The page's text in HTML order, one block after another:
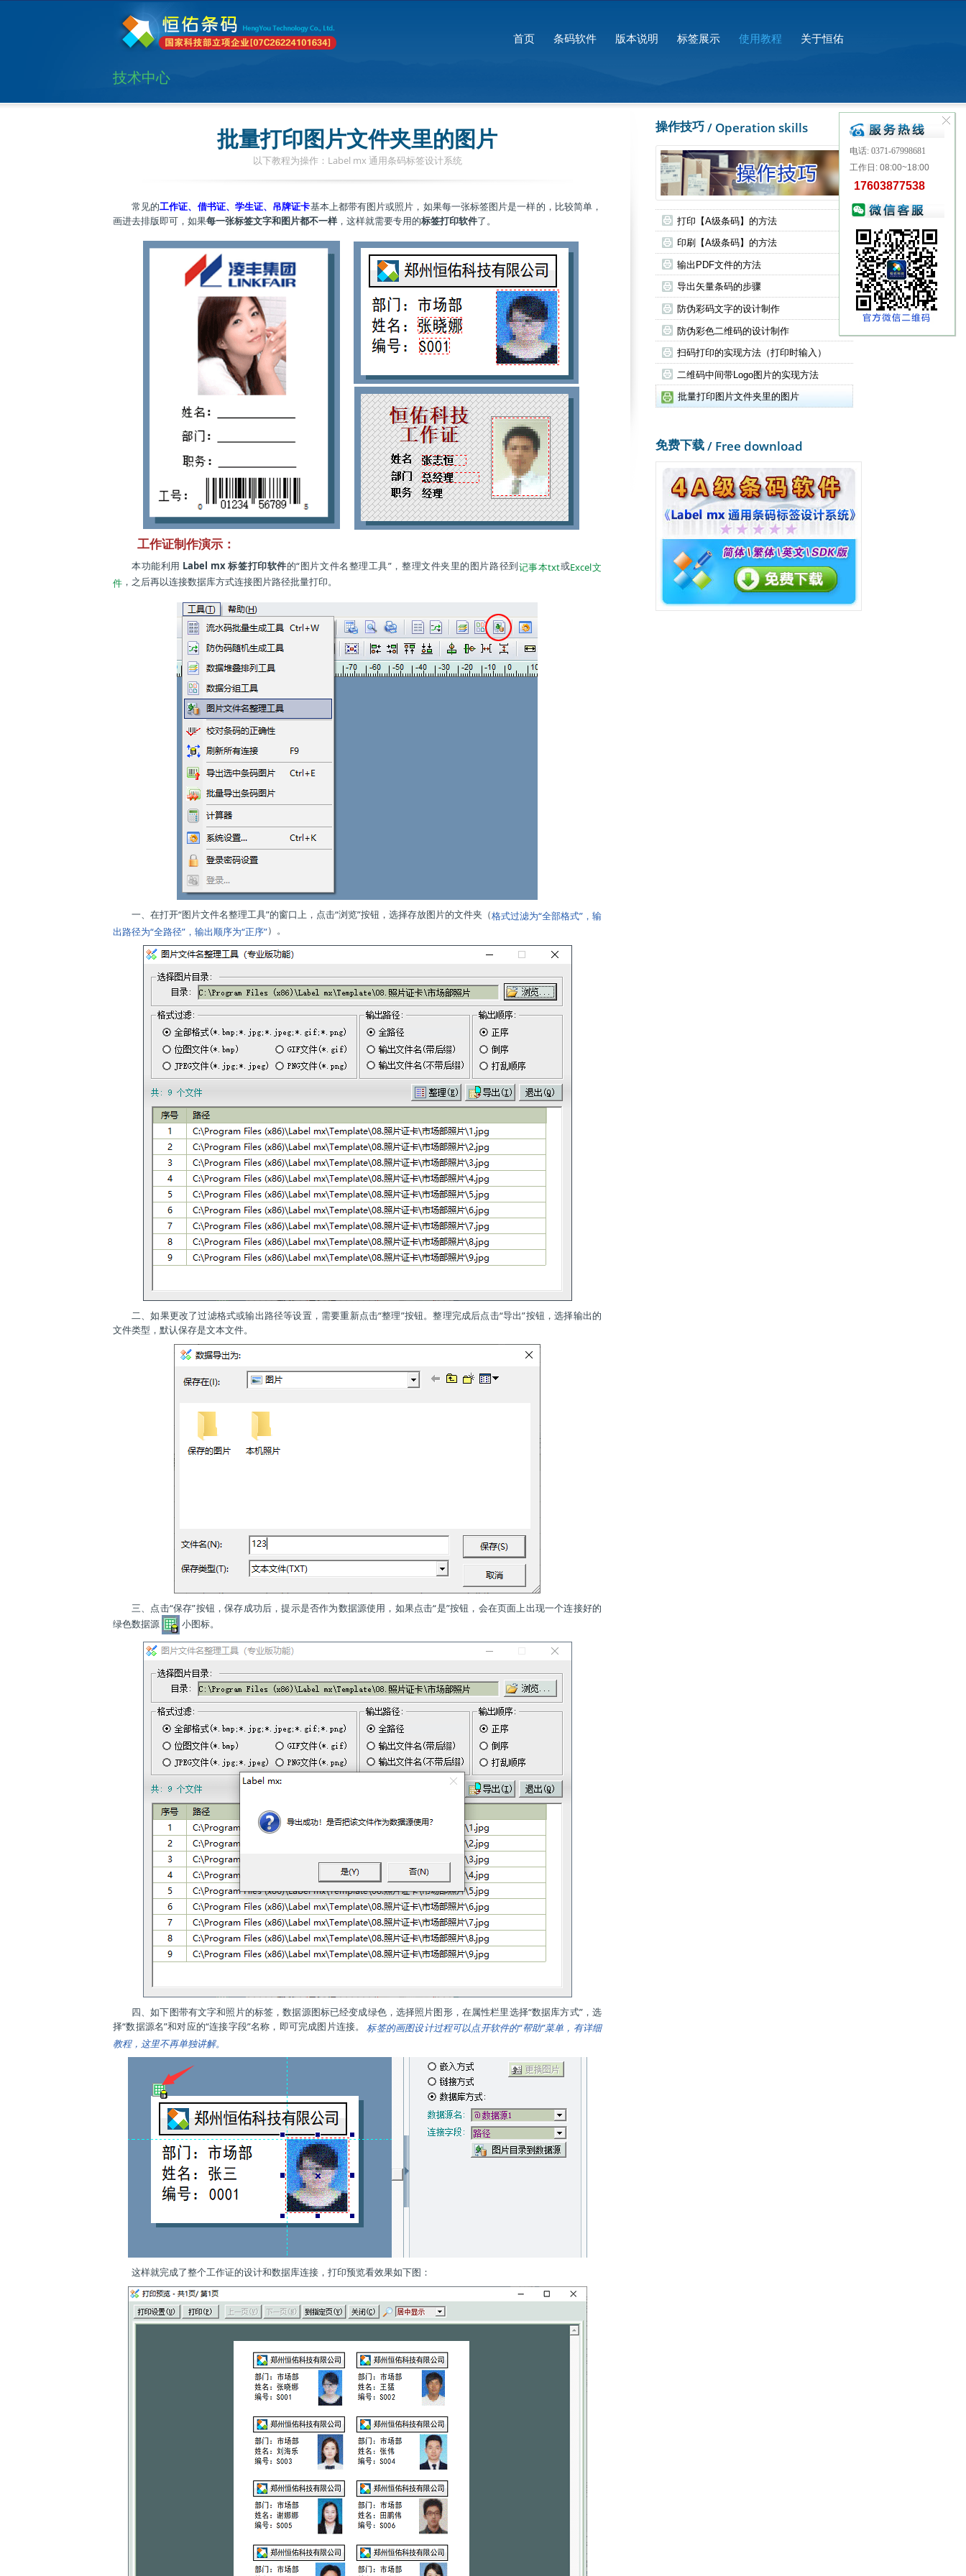
首页 条码软件 版本说明 标签展示 使用教程 关于恒佑
技术中心
批量打印图片文件夹里的图片
以下教程为操作：Label mx 通用条码标签设计系统
常见的工作证、借书证、学生证、吊牌证卡基本上都带有图片或照片，如果每一张标签图片是一样的，比较简单，
画进去排版即可，如果每一张标签文字和图片都不一样，这样就需要专用的标签打印软件了。
工作证制作演示：
本功能利用 Label mx 标签打印软件的“图片文件名整理工具”，整理文件夹里的图片路径到记事本txt或Excel文
件 ，之后再以连接数据库方式连接图片路径批量打印。
一、在打开“图片文件名整理工具”的窗口上，点击“浏览”按钮，选择存放图片的文件夹（格式过滤为“全部格式”，输
出路径为“全路径”，输出顺序为“正序”）。
二、如果更改了过滤格式或输出路径等设置，需要重新点击“整理”按钮。整理完成后点击“导出”按钮，选择输出的
文件类型，默认保存是文本文件。
三、点击“保存”按钮，保存成功后，提示是否作为数据源使用，如果点击“是”按钮，会在页面上出现一个连接好的
绿色数据源
小图标。
四、如下图带有文字和照片的标签，数据源图标已经变成绿色，选择照片图形，在属性栏里选择“数据库方式”，选
择“数据源名”和对应的“连接字段”名称，即可完成图片连接。 标签的画图设计过程可以点开软件的“帮助”菜单，有详细
教程，这里不再单独讲解。
这样就完成了整个工作证的设计和数据库连接，打印预览看效果如下图：
操作技巧/ Operation skills
打印【A级条码】的方法
印刷【A级条码】的方法
输出PDF文件的方法
导出矢量条码的步骤
防伪彩码文字的设计制作
防伪彩色二维码的设计制作
扫码打印的实现方法（打印时输入）
二维码中间带Logo图片的实现方法
批量打印图片文件夹里的图片
免费下载/ Free download
电话: 0371-67998681
工作日: 08:00~18:00
17603877538